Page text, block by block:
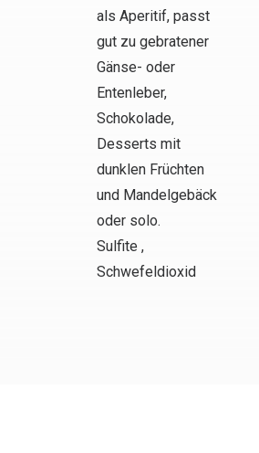
als Aperitif, passt
gut zu gebratener
Gänse- oder
Entenleber,
Schokolade,
Desserts mit
dunklen Früchten
und Mandelgebäck
oder solo.
Sulfite ,
Schwefeldioxid